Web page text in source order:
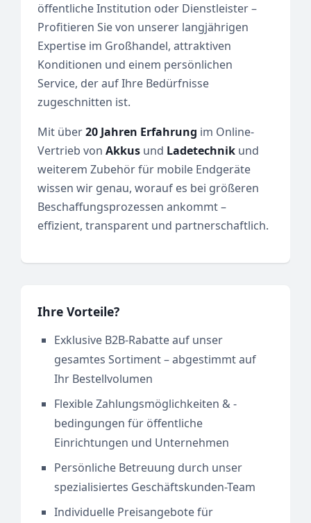
öffentliche Institution oder Dienstleister –
Profitieren Sie von unserer langjährigen
Expertise im Großhandel, attraktiven
Konditionen und einem persönlichen
Service, der auf Ihre Bedürfnisse
zugeschnitten ist.
Mit über20 Jahren Erfahrung im Online-
Vertrieb von Akkus und Ladetechnik und
weiterem Zubehör für mobile Endgeräte
wissen wir genau, worauf es bei größeren
Beschaffungsprozessen ankommt –
effizient, transparent und partnerschaftlich.
Ihre Vorteile?
Exklusive B2B-Rabatte auf unser
gesamtes Sortiment – abgestimmt auf
Ihr Bestellvolumen
Flexible Zahlungsmöglichkeiten & -
bedingungen für öffentliche
Einrichtungen und Unternehmen
Persönliche Betreuung durch unser
spezialisiertes Geschäftskunden-Team
Individuelle Preisangebote für